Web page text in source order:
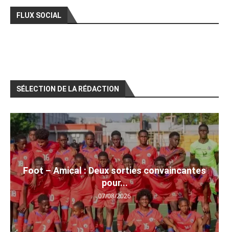
FLUX SOCIAL
SÉLECTION DE LA RÉDACTION
Foot – Amical : Deux sorties convaincantes
pour...
07/08/2026